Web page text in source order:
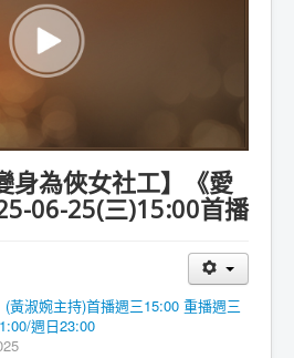
身為俠女社工】《愛
06-25(三)15:00首播
黃淑婉主持)首播週三15:00 重播週三
週日23:00